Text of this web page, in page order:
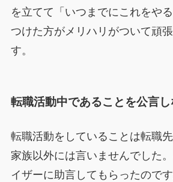
を立てて「いつまでにこれをや
つけた方がメリハリがついて頑
す。
転職活動中であることを公言
転職活動をしていることは転職
家族以外には言いませんでした
イザーに助言してもらったので